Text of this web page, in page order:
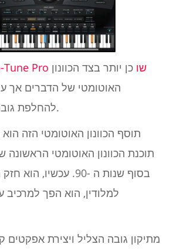
Antares Auto-Tune Pro שו כן יותר בצד הכוונון
האוטומטי של הדברים אך
להחלפת גובה צליל פשוטה.
תוסף הכוונון האוטומטי הזה
תוכנת הכוונון האוטומטי
בסוף שנות ה -90.
למלודין, הוא הפך למרכיב
מתיקון גובה הצליל ויצירת אפקטים